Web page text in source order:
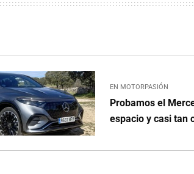
EN MOTORPASIÓN
Probamos el
espacio y casi tan